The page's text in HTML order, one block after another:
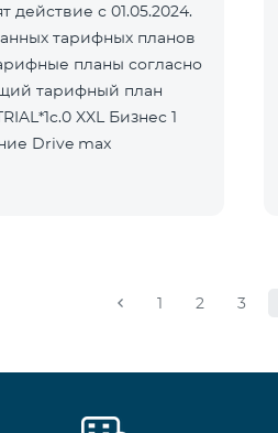
действие с 01.05.2024.
тарифных планов
планы согласно
Pro 1900 Drive 80 ГБ Образование Drive max
1 2 3